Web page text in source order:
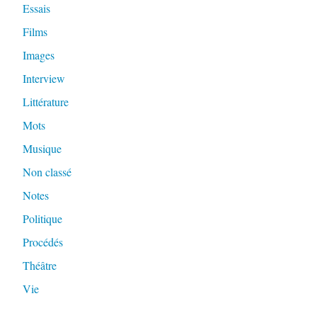
Essais
Films
Images
Interview
Littérature
Mots
Musique
Non classé
Notes
Politique
Procédés
Théâtre
Vie